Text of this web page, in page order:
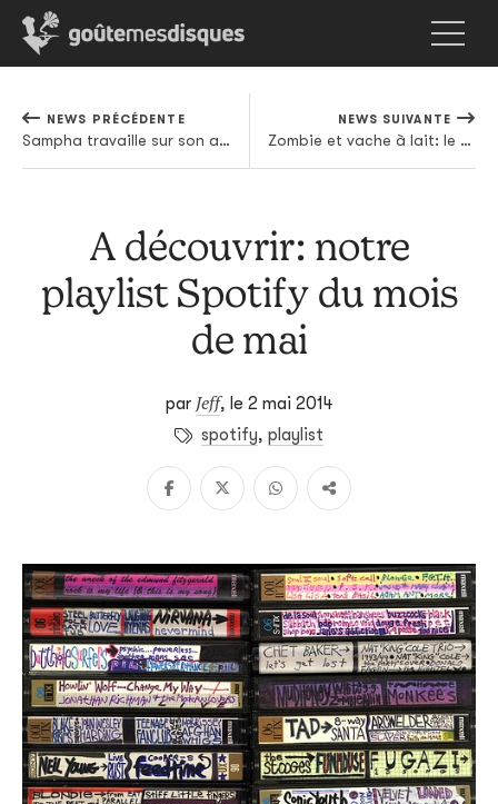
NEWS PRÉCÉDENTE
Sampha travaille sur son album et nous le prouve en musique
NEWS SUIVANTE
Zombie et vache à lait: le "nouveau" Michael Jackson
A découvrir: notre
playlist Spotify du mois
de mai
par Jeff, le 2 mai 2014
spotify, playlist